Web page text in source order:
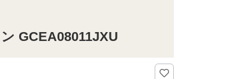
GCEA08011JXU